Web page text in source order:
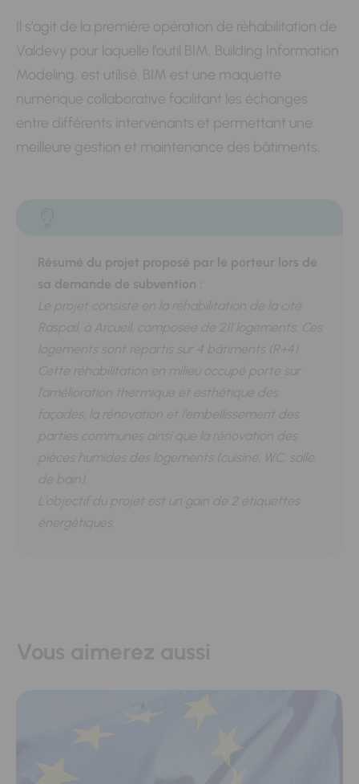
Il s’agit de la première opération de réhabilitation de
Valdevy pour laquelle l’outil BIM, Building Information
Modeling, est utilisé. BIM est une maquette
numérique collaborative facilitant les échanges
entre différents intervenants et permettant une
meilleure gestion et maintenance des bâtiments.
Résumé du projet proposé par le porteur lors de
sa demande de subvention :
Le projet consiste en la réhabilitation de la cité
Raspail, à Arcueil, composée de 211 logements. Ces
logements sont répartis sur 4 bâtiments (R+4).
Cette réhabilitation en milieu occupé porte sur
l'amélioration thermique et esthétique des
façades, la rénovation et l'embellissement des
parties communes ainsi que la rénovation des
pièces humides des logements (cuisine, WC, salle
de bain).
L'objectif du projet est un gain de 2 étiquettes
énergétiques.
Vous aimerez aussi